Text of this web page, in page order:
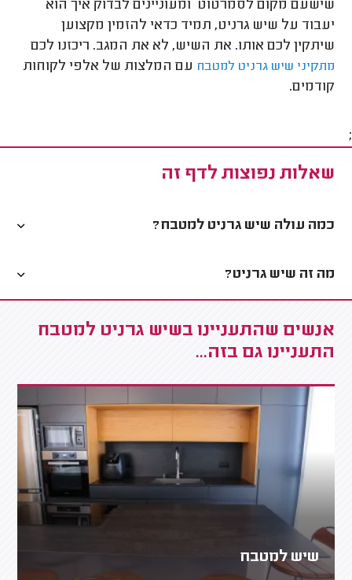
שישעם מקום לסמרטוט ומעוניינים לבדוק איך הוא
יעבוד על שיש גרניט, תמיד כדאי להזמין מקצוען
שיתקין לכם אותו. את השיש, לא את המגב. ריכזנו לכם
מתקיני שיש גרניט למטבח עם המלצות של אלפי לקוחות
קודמים.
;
שאלות נפוצות לדף זה
כמה עולה שיש גרניט למטבח?
מה זה שיש גרניט?
אנשים שהתעניינו בשיש גרניט למטבח
התעניינו גם בזה...
שיש למטבח